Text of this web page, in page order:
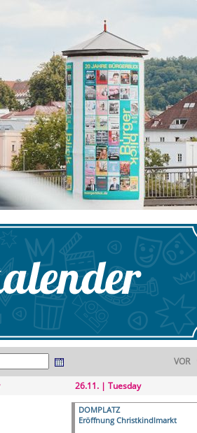
VOR
26.11. | Tuesday
DOMPLATZ
Eröffnung Christkindlmarkt